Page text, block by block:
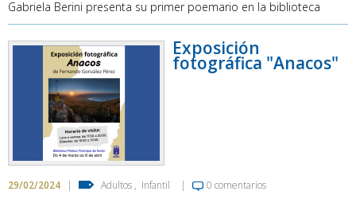
Gabriela Berini presenta su primer poemario en la biblioteca
Exposición
fotográfica "Anacos"
29/02/2024 | Adultos , Infantil | 0 comentarios